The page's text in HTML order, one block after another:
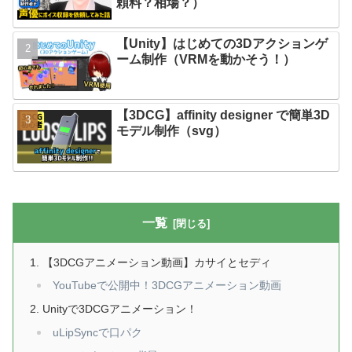
頼料？相場？）
【Unity】はじめての3Dアクションゲ
ーム制作（VRMを動かそう！）
【3DCG】affinity designer で簡単3D
モデル制作（svg）
一覧
【3DCGアニメーション動画】カサイとセディ
YouTubeで公開中！3DCGアニメーション動画
Unityで3DCGアニメーション！
uLipSyncで口パク